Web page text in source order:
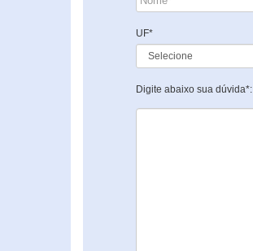
UF*
Digite abaixo sua dúvida*: